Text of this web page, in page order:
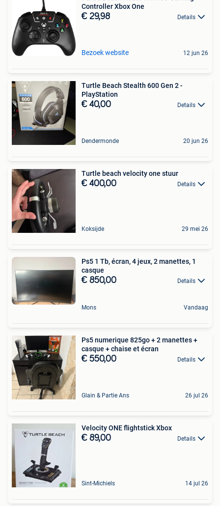
Controller Xbox One
€ 29,98 Details
Bezoek website 12 jun 26
Turtle Beach Stealth 600 Gen 2 -
PlayStation
€ 40,00 Details
Dendermonde 20 jun 26
Turtle beach velocity one stuur
€ 400,00 Details
Koksijde 29 mei 26
Ps5 1 Tb, écran, 4 jeux, 2 manettes, 1
casque
€ 850,00 Details
Mons Vandaag
Ps5 numerique 825go + 2 manettes +
casque + chaise et écran
€ 550,00 Details
Glain & Partie Ans 26 jul 26
Velocity ONE flightstick Xbox
€ 89,00 Details
Sint-Michiels 14 jul 26